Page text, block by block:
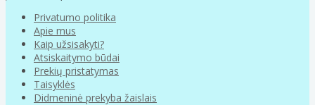
Privatumo politika
Apie mus
Kaip užsisakyti?
Atsiskaitymo būdai
Prekių pristatymas
Taisyklės
Didmeninė prekyba žaislais